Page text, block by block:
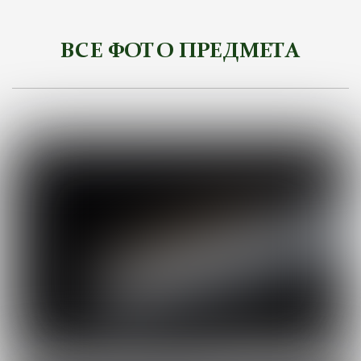
ВСЕ ФОТО ПРЕДМЕТА